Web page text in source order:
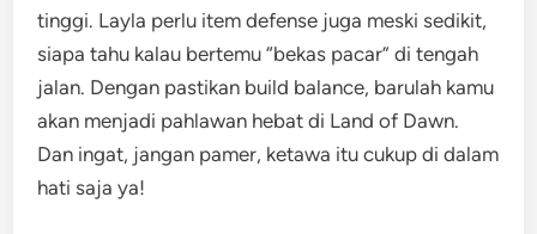
tinggi. Layla perlu item defense juga meski sedikit,
siapa tahu kalau bertemu “bekas pacar” di tengah
jalan. Dengan pastikan build balance, barulah kamu
akan menjadi pahlawan hebat di Land of Dawn.
Dan ingat, jangan pamer, ketawa itu cukup di dalam
hati saja ya!